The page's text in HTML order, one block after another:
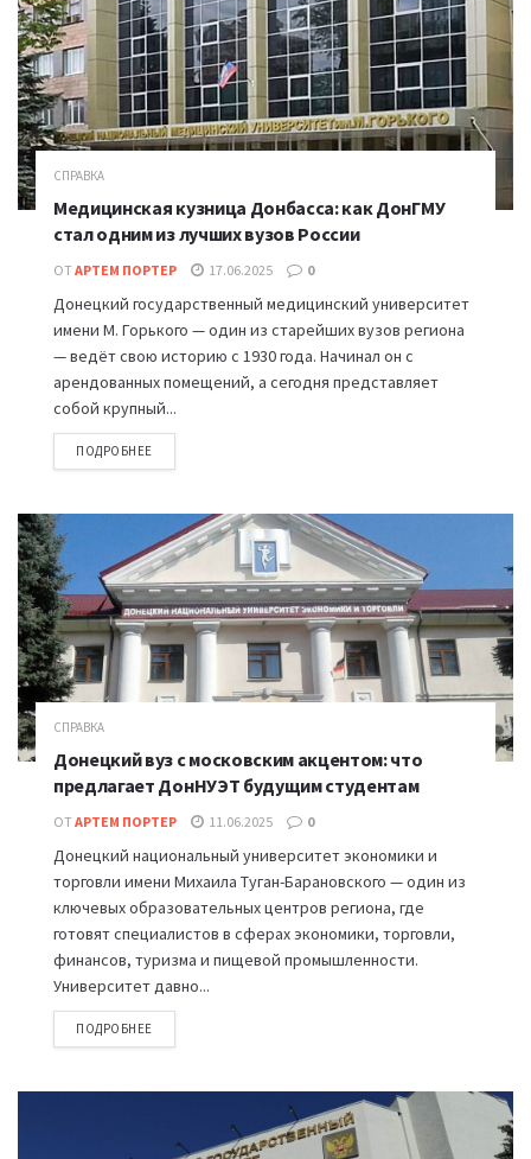
СПРАВКА
Медицинская кузница Донбасса: как ДонГМУ
стал одним из лучших вузов России
ОТ АРТЕМ ПОРТЕР 17.06.2025 0
Донецкий государственный медицинский университет
имени М. Горького — один из старейших вузов региона
— ведёт свою историю с 1930 года. Начинал он с
арендованных помещений, а сегодня представляет
собой крупный...
ПОДРОБНЕЕ
СПРАВКА
Донецкий вуз с московским акцентом: что
предлагает ДонНУЭТ будущим студентам
ОТ АРТЕМ ПОРТЕР 11.06.2025 0
Донецкий национальный университет экономики и
торговли имени Михаила Туган-Барановского — один из
ключевых образовательных центров региона, где
готовят специалистов в сферах экономики, торговли,
финансов, туризма и пищевой промышленности.
Университет давно...
ПОДРОБНЕЕ